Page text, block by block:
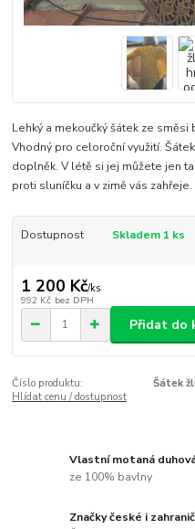
Lehký a mekoučký šátek ze směsi
Vhodný pro celoroční využití.
doplněk. V létě si jej můžete jen
proti sluníčku a v zimě vás zahřeje.
Dostupnost Skladem 1 ks
1 200 Kč/ks
992 Kč bez DPH
Přidat do
Číslo produktu:
Šátek
Hlídat cenu / dostupnost
Vlastní motaná
ze 100% bavlny
Značky české i